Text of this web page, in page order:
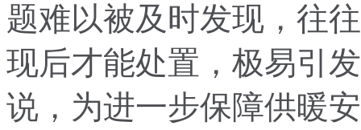
题难以被及时发现，往
现后才能处置，极易引
说，为进一步保障供暖